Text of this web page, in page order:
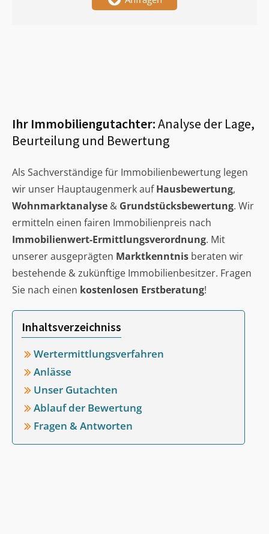
Ihr Immobiliengutachter:Analyse der Lage,
Beurteilung und Bewertung
Als Sachverständige für Immobilienbewertung legen
wir unser Hauptaugenmerk aufHausbewertung,
Wohnmarktanalyse & Grundstücksbewertung. Wir
ermitteln einen fairen Immobilienpreis nach
Immobilienwert-Ermittlungsverordnung. Mit
unserer ausgeprägten Marktkenntnis beraten wir
bestehende & zukünftige Immobilienbesitzer. Fragen
Sie nach einen kostenlosen Erstberatung!
Inhaltsverzeichniss
Wertermittlungsverfahren
Anlässe
Unser Gutachten
Ablauf der Bewertung
Fragen & Antworten